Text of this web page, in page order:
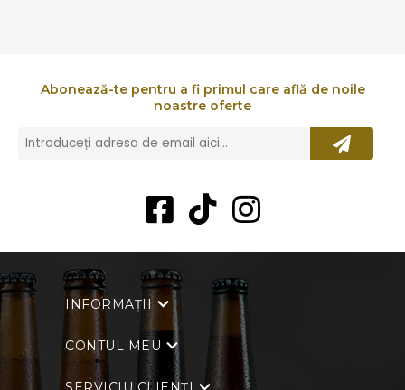
Abonează-te pentru a fi primul care află de noile
noastre oferte
INFORMAȚII
CONTUL MEU